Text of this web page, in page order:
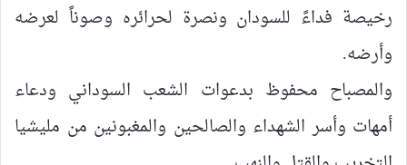
رخيصة فداءً للسودان ونصرة لحرائره وصوناً لعرضه
وأرضه.
والمصباح محفوظ بدعوات الشعب السوداني ودعاء
أمهات وأسر الشهداء والصالحين والمغبونين من مليشيا